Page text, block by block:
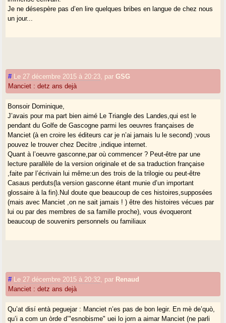
Je ne désespère pas d’en lire quelques bribes en langue de chez nous
un jour...
# Le 27 décembre 2015 à 20:23 parGSG
Manciet : detz ans dejà
Bonsoir Dominique,
J’avais pour ma part bien aimé Le Triangle des Landes,qui est le
pendant du Golfe de Gascogne parmi les oeuvres françaises de
Manciet (à en croire les éditeurs car je n’ai jamais lu le second) ;vous
pouvez le trouver chez Decitre ,indique internet.
Quant à l’oeuvre gasconne,par où commencer ? Peut-être par une
lecture parallèle de la version originale et de sa traduction française
,faite par l’écrivain lui même:un des trois de la trilogie ou peut-être
Casaus perduts(la version gasconne étant munie d’un important
glossaire à la fin).Nul doute que beaucoup de ces histoires,supposées
(mais avec Manciet ,on ne sait jamais ! ) être des histoires vécues par
lui ou par des membres de sa famille proche), vous évoqueront
beaucoup de souvenirs personnels ou familiaux
# Le 27 décembre 2015 à 20:32 par Renaud
Manciet : detz ans dejà
Qu’at disí entà peguejar : Manciet n’es pas de bon legir. En mè de’quò,
qu’i a com un òrde d’"esnobisme" uei lo jorn a aimar Manciet (ne parli